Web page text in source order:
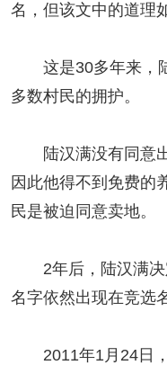
名，但该文中的道理
这是30多年来，陆
多数村民的拥护。
陆汉满没有同意出
因此他得不到免费的
民是被迫同意卖地。
2年后，陆汉满决
名字依然出现在竞
2011年1月24日，